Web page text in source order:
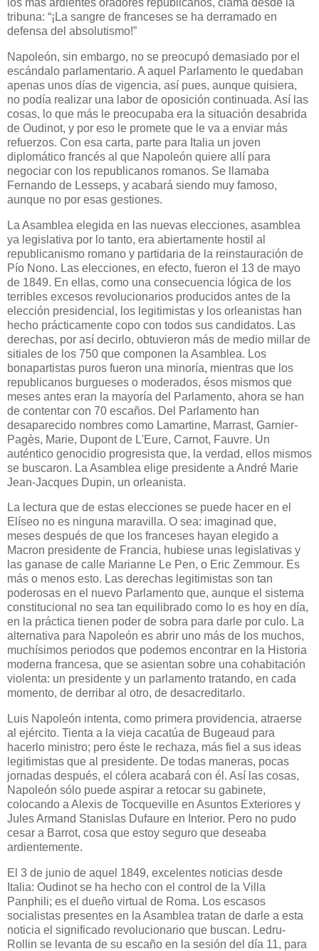
tribuna: “¡La sangre de franceses se ha derramado en
defensa del absolutismo!”
Napoleón, sin embargo, no se preocupó demasiado por el
escándalo parlamentario. A aquel Parlamento le quedaban
apenas unos días de vigencia, así pues, aunque quisiera,
no podía realizar una labor de oposición continuada. Así las
cosas, lo que más le preocupaba era la situación desabrida
de Oudinot, y por eso le promete que le va a enviar más
refuerzos. Con esa carta, parte para Italia un joven
diplomático francés al que Napoleón quiere allí para
negociar con los republicanos romanos. Se llamaba
Fernando de Lesseps, y acabará siendo muy famoso,
aunque no por esas gestiones.
La Asamblea elegida en las nuevas elecciones, asamblea
ya legislativa por lo tanto, era abiertamente hostil al
republicanismo romano y partidaria de la reinstauración de
Pío Nono. Las elecciones, en efecto, fueron el 13 de mayo
de 1849. En ellas, como una consecuencia lógica de los
terribles excesos revolucionarios producidos antes de la
elección presidencial, los legitimistas y los orleanistas han
hecho prácticamente copo con todos sus candidatos. Las
derechas, por así decirlo, obtuvieron más de medio millar de
sitiales de los 750 que componen la Asamblea. Los
bonapartistas puros fueron una minoría, mientras que los
republicanos burgueses o moderados, ésos mismos que
meses antes eran la mayoría del Parlamento, ahora se han
de contentar con 70 escaños. Del Parlamento han
desaparecido nombres como Lamartine, Marrast, Garnier-
Pagès, Marie, Dupont de L'Eure, Carnot, Fauvre. Un
auténtico genocidio progresista que, la verdad, ellos mismos
se buscaron. La Asamblea elige presidente a André Marie
Jean-Jacques Dupin, un orleanista.
La lectura que de estas elecciones se puede hacer en el
Elíseo no es ninguna maravilla. O sea: imaginad que,
meses después de que los franceses hayan elegido a
Macron presidente de Francia, hubiese unas legislativas y
las ganase de calle Marianne Le Pen, o Eric Zemmour. Es
más o menos esto. Las derechas legitimistas son tan
poderosas en el nuevo Parlamento que, aunque el sistema
constitucional no sea tan equilibrado como lo es hoy en día,
en la práctica tienen poder de sobra para darle por culo. La
alternativa para Napoleón es abrir uno más de los muchos,
muchísimos periodos que podemos encontrar en la Historia
moderna francesa, que se asientan sobre una cohabitación
violenta: un presidente y un parlamento tratando, en cada
momento, de derribar al otro, de desacreditarlo.
Luis Napoleón intenta, como primera providencia, atraerse
al ejército. Tienta a la vieja cacatúa de Bugeaud para
hacerlo ministro; pero éste le rechaza, más fiel a sus ideas
legitimistas que al presidente. De todas maneras, pocas
jornadas después, el cólera acabará con él. Así las cosas,
Napoleón sólo puede aspirar a retocar su gabinete,
colocando a Alexis de Tocqueville en Asuntos Exteriores y
Jules Armand Stanislas Dufaure en Interior. Pero no pudo
cesar a Barrot, cosa que estoy seguro que deseaba
ardientemente.
El 3 de junio de aquel 1849, excelentes noticias desde
Italia: Oudinot se ha hecho con el control de la Villa
Panphili; es el dueño virtual de Roma. Los escasos
socialistas presentes en la Asamblea tratan de darle a esta
noticia el significado revolucionario que buscan. Ledru-
Rollin se levanta de su escaño en la sesión del día 11, para